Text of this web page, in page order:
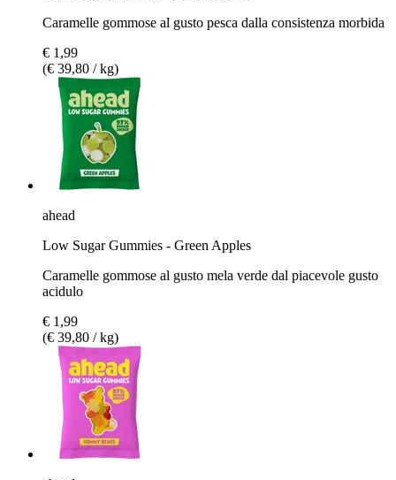
Caramelle gommose al gusto pesca dalla consistenza morbida
€ 1,99
(€ 39,80 / kg)
ahead
Low Sugar Gummies - Green Apples
Caramelle gommose al gusto mela verde dal piacevole gusto
acidulo
€ 1,99
(€ 39,80 / kg)